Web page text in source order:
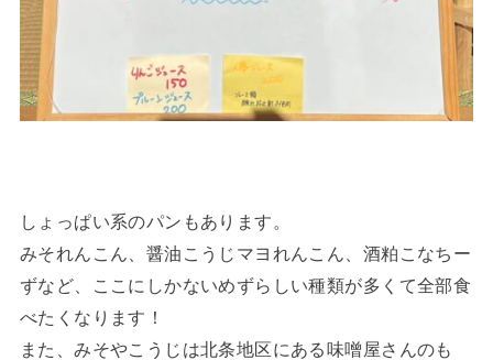
しょっぱい系のパンもあります。
みそれんこん、醤油こうじマヨれんこん、酒粕こなちー
ずなど、ここにしかないめずらしい種類が多くて全部食
べたくなります！
また、みそやこうじは北条地区にある味噌屋さんのも